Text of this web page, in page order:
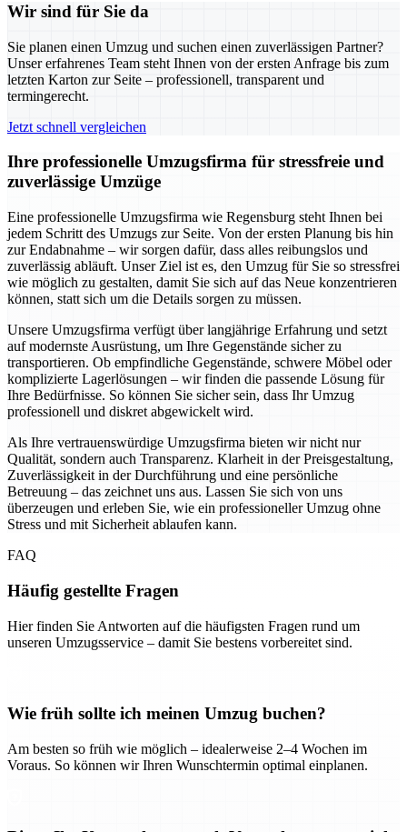
Wir sind für Sie da
Sie planen einen Umzug und suchen einen zuverlässigen Partner?
Unser erfahrenes Team steht Ihnen von der ersten Anfrage bis zum
letzten Karton zur Seite – professionell, transparent und
termingerecht.
Jetzt schnell vergleichen
Ihre professionelle Umzugsfirma für stressfreie und
zuverlässige Umzüge
Eine professionelle Umzugsfirma wie Regensburg steht Ihnen bei
jedem Schritt des Umzugs zur Seite. Von der ersten Planung bis hin
zur Endabnahme – wir sorgen dafür, dass alles reibungslos und
zuverlässig abläuft. Unser Ziel ist es, den Umzug für Sie so stressfrei
wie möglich zu gestalten, damit Sie sich auf das Neue konzentrieren
können, statt sich um die Details sorgen zu müssen.
Unsere Umzugsfirma verfügt über langjährige Erfahrung und setzt
auf modernste Ausrüstung, um Ihre Gegenstände sicher zu
transportieren. Ob empfindliche Gegenstände, schwere Möbel oder
komplizierte Lagerlösungen – wir finden die passende Lösung für
Ihre Bedürfnisse. So können Sie sicher sein, dass Ihr Umzug
professionell und diskret abgewickelt wird.
Als Ihre vertrauenswürdige Umzugsfirma bieten wir nicht nur
Qualität, sondern auch Transparenz. Klarheit in der Preisgestaltung,
Zuverlässigkeit in der Durchführung und eine persönliche
Betreuung – das zeichnet uns aus. Lassen Sie sich von uns
überzeugen und erleben Sie, wie ein professioneller Umzug ohne
Stress und mit Sicherheit ablaufen kann.
FAQ
Häufig gestellte Fragen
Hier finden Sie Antworten auf die häufigsten Fragen rund um
unseren Umzugsservice – damit Sie bestens vorbereitet sind.
Wie früh sollte ich meinen Umzug buchen?
Am besten so früh wie möglich – idealerweise 2–4 Wochen im
Voraus. So können wir Ihren Wunschtermin optimal einplanen.